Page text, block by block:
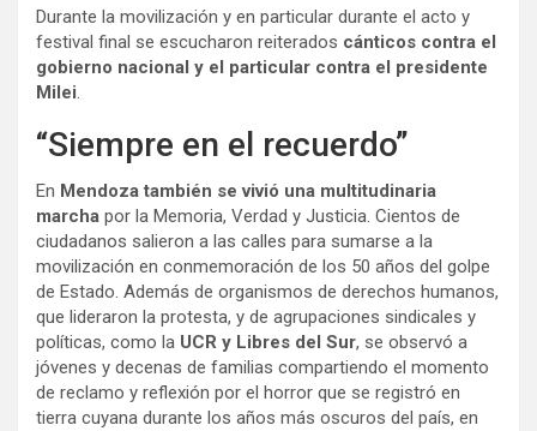
Durante la movilización y en particular durante el acto y
festival final se escucharon reiterados cánticos contra el
gobierno nacional y el particular contra el presidente
Milei.
“Siempre en el recuerdo”
En Mendoza también se vivió una multitudinaria
marcha por la Memoria, Verdad y Justicia. Cientos de
ciudadanos salieron a las calles para sumarse a la
movilización en conmemoración de los 50 años del golpe
de Estado. Además de organismos de derechos humanos,
que lideraron la protesta, y de agrupaciones sindicales y
políticas, como la UCR y Libres del Sur, se observó a
jóvenes y decenas de familias compartiendo el momento
de reclamo y reflexión por el horror que se registró en
tierra cuyana durante los años más oscuros del país, en